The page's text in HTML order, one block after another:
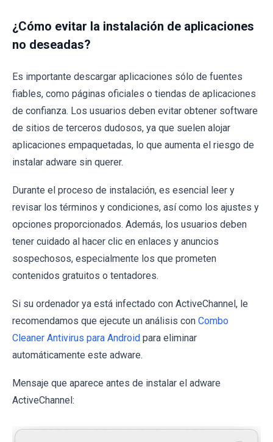
¿Cómo evitar la instalación de aplicaciones
no deseadas?
Es importante descargar aplicaciones sólo de fuentes
fiables, como páginas oficiales o tiendas de aplicaciones
de confianza. Los usuarios deben evitar obtener software
de sitios de terceros dudosos, ya que suelen alojar
aplicaciones empaquetadas, lo que aumenta el riesgo de
instalar adware sin querer.
Durante el proceso de instalación, es esencial leer y
revisar los términos y condiciones, así como los ajustes y
opciones proporcionados. Además, los usuarios deben
tener cuidado al hacer clic en enlaces y anuncios
sospechosos, especialmente los que prometen
contenidos gratuitos o tentadores.
Si su ordenador ya está infectado con ActiveChannel, le
recomendamos que ejecute un análisis con Combo
Cleaner Antivirus para Android para eliminar
automáticamente este adware.
Mensaje que aparece antes de instalar el adware
ActiveChannel: